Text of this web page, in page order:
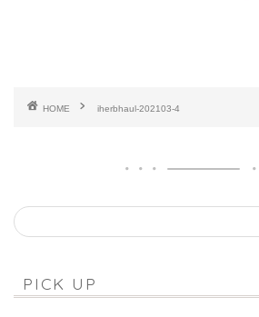
HOME iherbhaul-202103-4
PICK UP